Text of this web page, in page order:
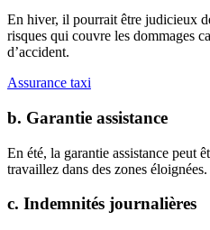
En hiver, il pourrait être judicieux
risques qui couvre les dommages
d’accident.
Assurance taxi
b. Garantie assistance
En été, la garantie assistance peut
travaillez dans des zones éloignées.
c. Indemnités journalières